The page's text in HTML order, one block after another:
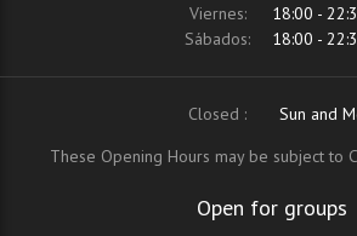
Viernes:
18:00 -
Sábados:
18:00 -
Closed :
Sun and
These Opening Hours may be subject to
Open for groups